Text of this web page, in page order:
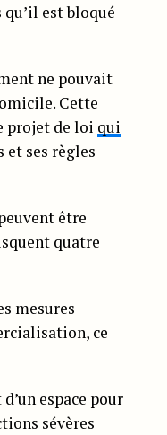
est bloqué
ne pouvait
Cette
projet de loi qui
et ses règles
être
quatre
mesures
ce
espace pour
sévères